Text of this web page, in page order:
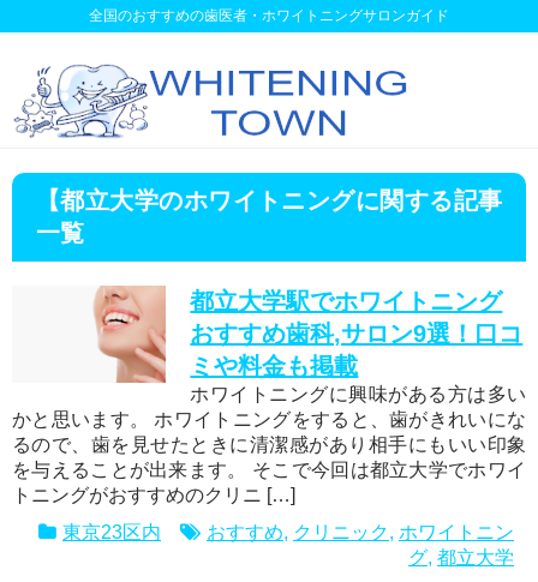
全国のおすすめの歯医者・ホワイトニングサロンガイド
【都立大学のホワイトニングに関する記事
一覧
都立大学駅でホワイトニング
おすすめ歯科,サロン9選！口コ
ミや料金も掲載
ホワイトニングに興味がある方は多い
かと思います。 ホワイトニングをすると、歯がきれいにな
るので、歯を見せたときに清潔感があり相手にもいい印象
を与えることが出来ます。 そこで今回は都立大学でホワイ
トニングがおすすめのクリニ […]
東京23区内
おすすめ, クリニック, ホワイトニン
グ, 都立大学